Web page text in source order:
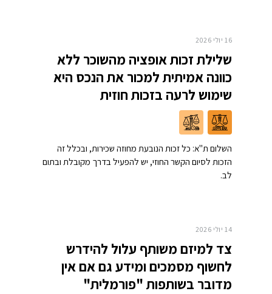
16 יולי 2026
שלילת זכות אופציה מהשוכר ללא
כוונה אמיתית למכור את הנכס היא
שימוש לרעה בזכות חוזית
השלום ת"א: כל זכות הנובעת מחוזה שכירות, ובכלל זה
הזכות לסיום הקשר החוזי, יש להפעיל בדרך מקובלת ובתום
לב.
14 יולי 2026
צד למיזם משותף עלול להידרש
לחשוף מסמכים ומידע גם אם אין
מדובר בשותפות "פורמלית"